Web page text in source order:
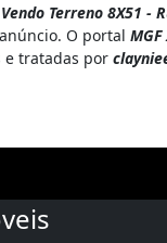
Terreno 8X51 -
O portal
e tratadas por